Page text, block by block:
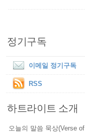
정기구독
이메일 정기구독
RSS
하트라이트 소개
오늘의 말씀 묵상(Verse